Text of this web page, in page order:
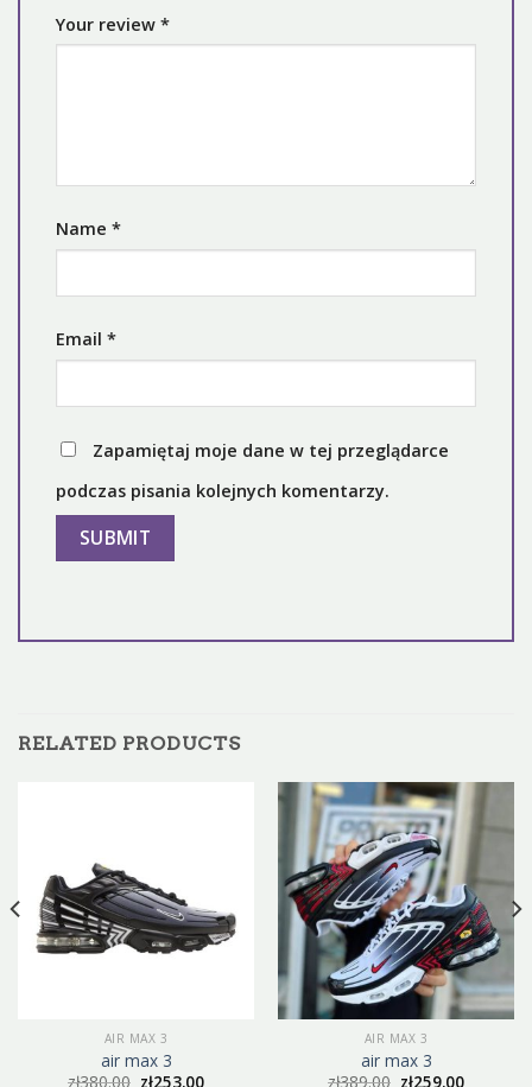
Your review *
Name *
Email *
Zapamiętaj moje dane w tej przeglądarce
podczas pisania kolejnych komentarzy.
RELATED PRODUCTS
AIR MAX 3
air max 3
zł380.00 zł253.00
AIR MAX 3
air max 3
zł389.00 zł259.00